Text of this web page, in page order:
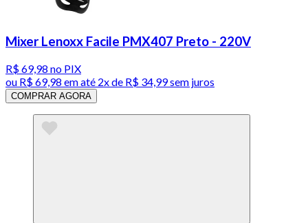
Mixer Lenoxx Facile PMX407 Preto - 220V
R$ 69,98 no PIX
ou R$ 69,98 em até 2x de R$ 34,99 sem juros
COMPRAR AGORA